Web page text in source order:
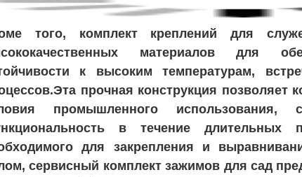
того, комплект креплений для
материалов для
к высоким температурам,
прочная конструкция позволяет
промышленного
в течение длительных
для закрепления и
сервисный комплект зажимов для сад